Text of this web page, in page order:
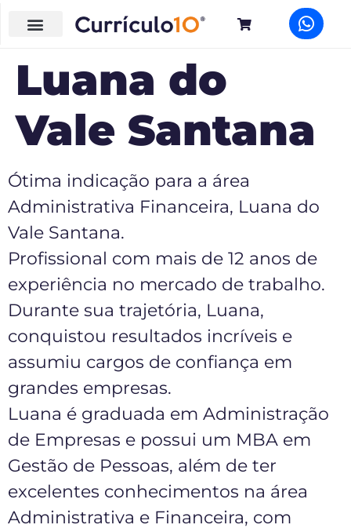
Luana do
Vale Santana
Ótima indicação para a área
Administrativa Financeira, Luana do
Vale Santana.
Profissional com mais de 12 anos de
experiência no mercado de trabalho.
Durante sua trajetória, Luana,
conquistou resultados incríveis e
assumiu cargos de confiança em
grandes empresas.
Luana é graduada em Administração
de Empresas e possui um MBA em
Gestão de Pessoas, além de ter
excelentes conhecimentos na área
Administrativa e Financeira, com